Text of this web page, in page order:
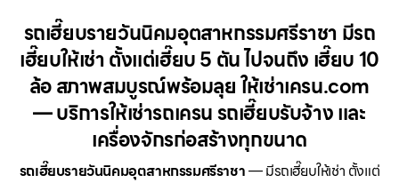
รถเฮี๊ยบรายวันนิคมอุตสาหกรรมศรีราชา มีรถ
เฮี๊ยบให้เช่า ตั้งแต่เฮี๊ยบ 5 ตัน ไปจนถึง เฮี๊ยบ 10
ล้อ สภาพสมบูรณ์พร้อมลุย ให้เช่าเครน.com
— บริการให้เช่ารถเครน รถเฮี๊ยบรับจ้าง และ
เครื่องจักรก่อสร้างทุกขนาด
รถเฮี๊ยบรายวันนิคมอุตสาหกรรมศรีราชา— มีรถเฮี๊ยบให้เช่า ตั้งแต่